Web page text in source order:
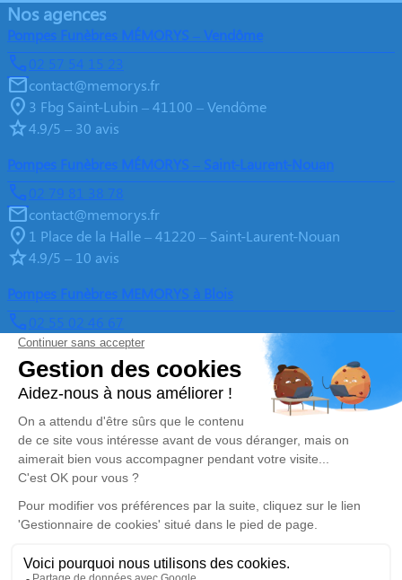
Nos agences
Pompes Funèbres MÉMORYS – Vendôme
02 57 54 15 23
contact@memorys.fr
3 Fbg Saint-Lubin – 41100 – Vendôme
4.9/5 – 30 avis
Pompes Funèbres MÉMORYS – Saint-Laurent-Nouan
02 79 81 38 78
contact@memorys.fr
1 Place de la Halle – 41220 – Saint-Laurent-Nouan
4.9/5 – 10 avis
Pompes Funèbres MEMORYS à Blois
02 55 02 46 67
contact@memorys.fr
3 Boulevard de l'Industrie – 41000 – Blois
5/5 – 81 avis
Nos Services
Organiser des Obsèques
Prévoir ses obsèques
Démarches Post Obsèques
Services aux familles
Liens utiles
À propos de Memorys
Demande de rendez-vous en
Avis de décès dans le Loir-et-
Cher (41)
Espace famille